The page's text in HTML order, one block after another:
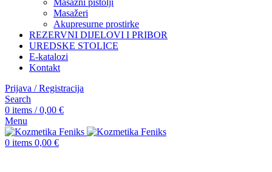
Masažni pištolji
Masažeri
Akupresurne prostirke
REZERVNI DIJELOVI I PRIBOR
UREDSKE STOLICE
E-katalozi
Kontakt
Prijava / Registracija
Search
0 items / 0,00 €
Menu
0 items 0,00 €